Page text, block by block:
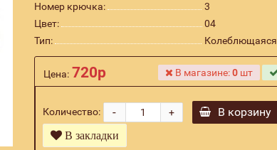
Номер крючка:
3
Цвет:
04
Тип:
Колеблющаяся
Цена: 720р В магазине:0 шт
Количество: +
- В корзину
В закладки